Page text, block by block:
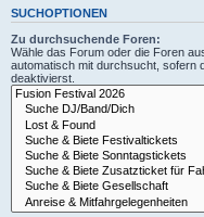
SUCHOPTIONEN
Zu durchsuchende Foren:
Wähle das Forum oder die Foren
automatisch mit durchsucht, sofern
deaktivierst.